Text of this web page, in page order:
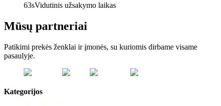
63sVidutinis užsakymo laikas
Mūsų partneriai
Patikimi prekės ženklai ir įmonės, su kuriomis dirbame visame
pasaulyje.
Kategorijos